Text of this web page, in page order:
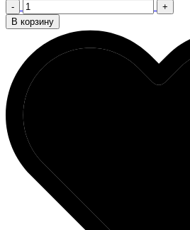
-
+
В корзину